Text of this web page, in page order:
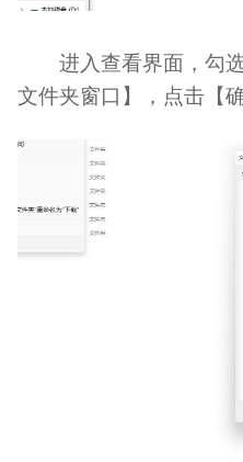
进入查看界面，勾选
文件夹窗口】，点击【